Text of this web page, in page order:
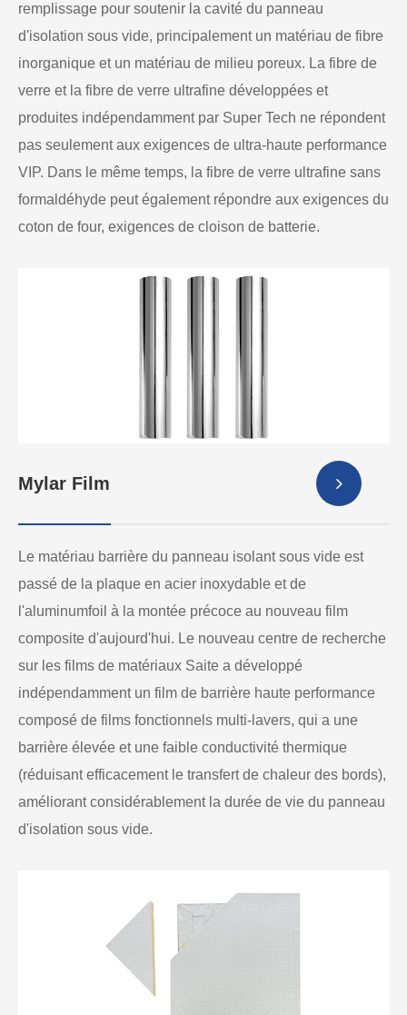
remplissage pour soutenir la cavité du panneau
d'isolation sous vide, principalement un matériau de fibre
inorganique et un matériau de milieu poreux. La fibre de
verre et la fibre de verre ultrafine développées et
produites indépendamment par Super Tech ne répondent
pas seulement aux exigences de ultra-haute performance
VIP. Dans le même temps, la fibre de verre ultrafine sans
formaldéhyde peut également répondre aux exigences du
coton de four, exigences de cloison de batterie.
Mylar Film
Le matériau barrière du panneau isolant sous vide est
passé de la plaque en acier inoxydable et de
l'aluminumfoil à la montée précoce au nouveau film
composite d'aujourd'hui. Le nouveau centre de recherche
sur les films de matériaux Saite a développé
indépendamment un film de barrière haute performance
composé de films fonctionnels multi-lavers, qui a une
barrière élevée et une faible conductivité thermique
(réduisant efficacement le transfert de chaleur des bords),
améliorant considérablement la durée de vie du panneau
d'isolation sous vide.